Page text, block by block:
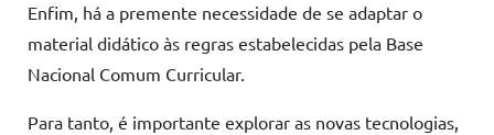
Enfim, há a premente necessidade de se adaptar o
material didático às regras estabelecidas pela Base
Nacional Comum Curricular.
Para tanto, é importante explorar as novas tecnologias,